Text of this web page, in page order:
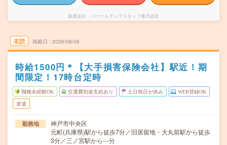
派遣会社 パーソルテンプスタッフ株式会社
未読 掲載日 2026/08/06
時給1500円＊【大手損害保険会社】駅近！期
間限定！17時台定時
職種未経験OK 交通費別途支給あり 土日祝日が休み WEB登録OK
派遣
勤務地
神戸市中央区
元町(兵庫県)駅から徒歩7分／旧居留地・大丸前駅から徒歩
3分／三ノ宮駅から---分